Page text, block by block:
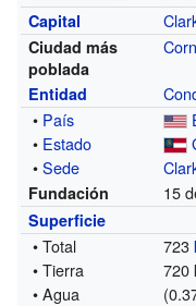
Capital
Ciudad más
poblada
Entidad
• País
• Estado
•Sede
Fundación 15
Superficie
• Total 723
• Tierra
720
• Agua